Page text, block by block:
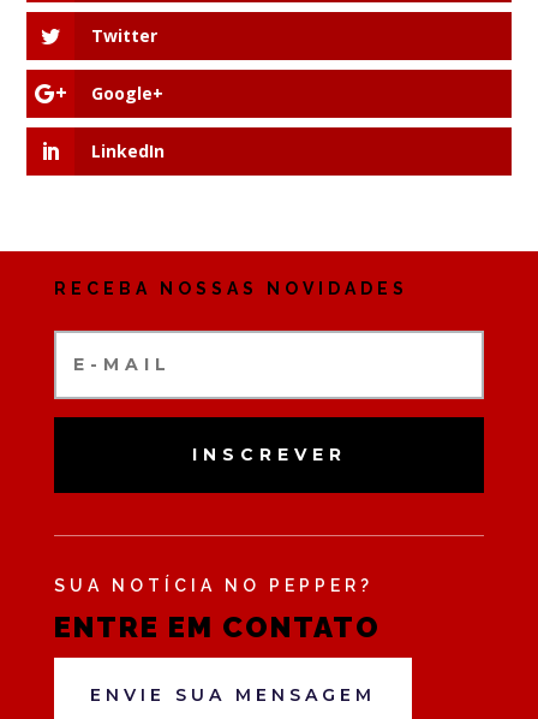
Twitter
Google+
LinkedIn
RECEBA NOSSAS NOVIDADES
INSCREVER
SUA NOTÍCIA NO PEPPER?
ENTRE EM CONTATO
ENVIE SUA MENSAGEM